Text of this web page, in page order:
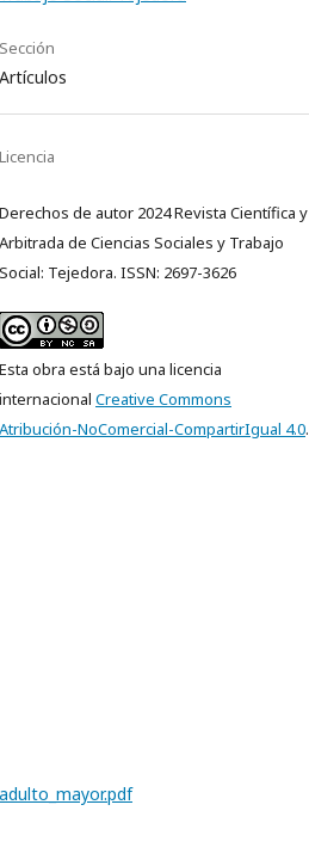
Sección
Artículos
Licencia
Derechos de autor 2024 Revista Científica y
Arbitrada de Ciencias Sociales y Trabajo
Social: Tejedora. ISSN: 2697-3626
Esta obra está bajo una licencia
internacional Creative Commons
Atribución-NoComercial-CompartirIgual 4.0.